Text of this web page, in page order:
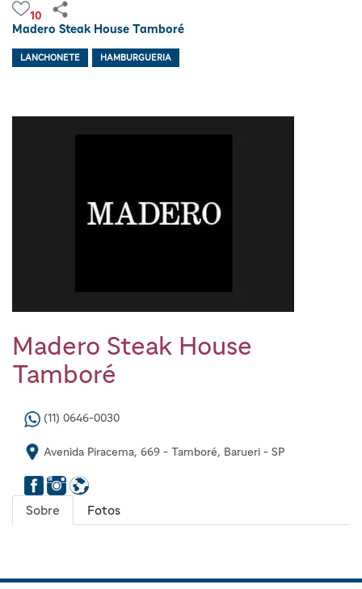
10
Madero Steak House Tamboré
LANCHONETE HAMBURGUERIA
Madero Steak House
Tamboré
(11) 0646-0030
Avenida Piracema, 669 - Tamboré, Barueri - SP
Sobre Fotos